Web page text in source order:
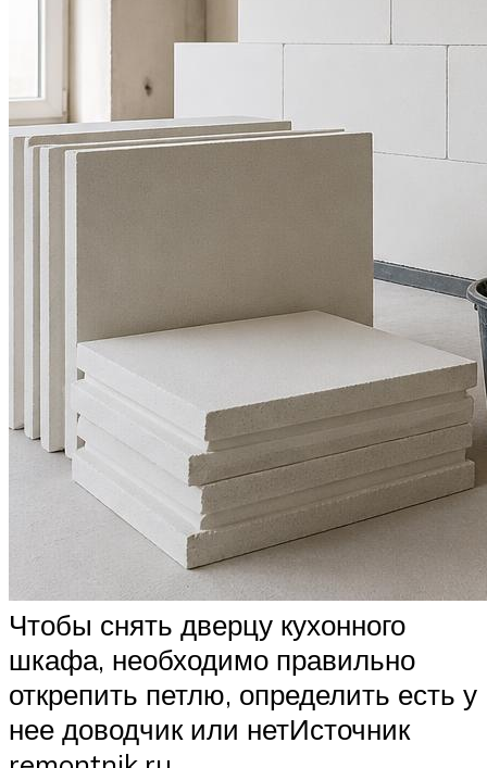
Чтобы снять дверцу кухонного
шкафа, необходимо правильно
открепить петлю, определить есть у
нее доводчик или нетИсточник